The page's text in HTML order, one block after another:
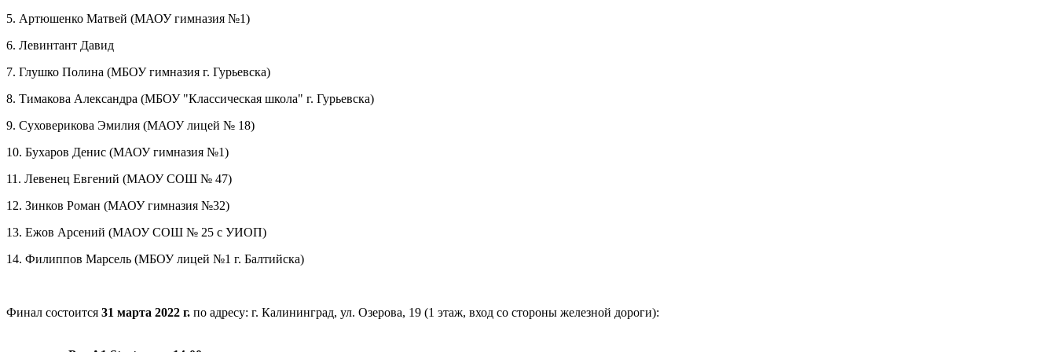
5. Артюшенко Матвей (МАОУ гимназия №1)
6. Левинтант Давид
7. Глушко Полина (МБОУ гимназия г. Гурьевска)
8. Тимакова Александра (МБОУ "Классическая школа" г. Гурьевска)
9. Суховерикова Эмилия (МАОУ лицей № 18)
10. Бухаров Денис (МАОУ гимназия №1)
11. Левенец Евгений (МАОУ СОШ № 47)
12. Зинков Роман (МАОУ гимназия №32)
13. Ежов Арсений (МАОУ СОШ № 25 с УИОП)
14. Филиппов Марсель (МБОУ лицей №1 г. Балтийска)
Финал состоится 31 марта 2022 г. по адресу: г. Калининград, ул. Озерова, 19 (1 этаж, вход со стороны железной дороги):